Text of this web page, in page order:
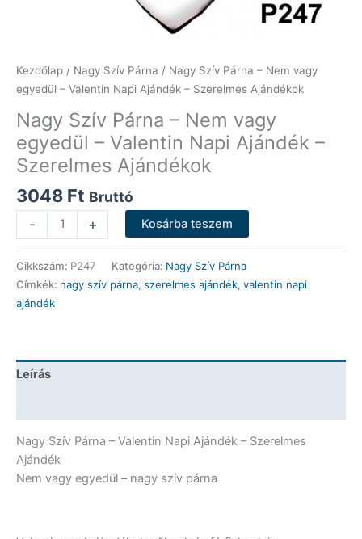
Kezdőlap / Nagy Szív Párna / Nagy Szív Párna – Nem vagy
egyedül – Valentin Napi Ajándék – Szerelmes Ajándékok
Nagy Szív Párna – Nem vagy
egyedül – Valentin Napi Ajándék –
Szerelmes Ajándékok
3048 Ft Bruttó
-
Szív
Párna
-
Nem
vagy
Valentin
-
Szerelmes
Ajándékok
mennyiség
+ Kosárba teszem
Cikkszám: P247 Kategória: Nagy Szív Párna
Címkék: nagy szív párna, szerelmes ajándék, valentin napi
ajándék
Leírás
Nagy Szív Párna – Valentin Napi Ajándék – Szerelmes
Ajándék
Nem vagy egyedül – nagy szív párna